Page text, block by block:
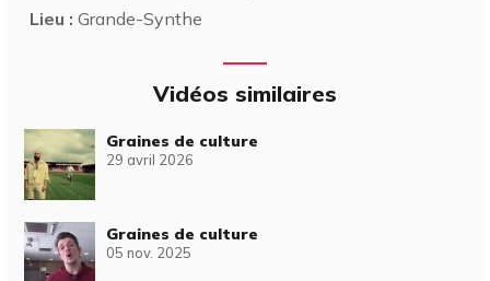
Lieu : Grande-Synthe
Vidéos similaires
Graines de culture
29 avril 2026
Graines de culture
05 nov. 2025